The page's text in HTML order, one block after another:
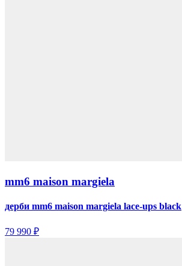
mm6 maison margiela
дерби mm6 maison margiela lace-ups black
79 990 ₽